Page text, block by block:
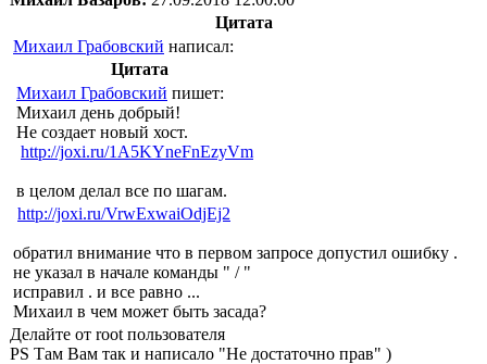
Цитата
Михаил Грабовский написал:
Цитата
Михаил Грабовский пишет:
Михаил день добрый!
Не создает новый хост.
http://joxi.ru/1A5KYneFnEzyVm
в целом делал все по шагам.
http://joxi.ru/VrwExwaiOdjEj2
обратил внимание что в первом запросе допустил ошибку .
не указал в начале команды " / "
исправил . и все равно ...
Михаил в чем может быть засада?
Делайте от root пользователя
PS Там Вам так и написало "Не достаточно прав" )